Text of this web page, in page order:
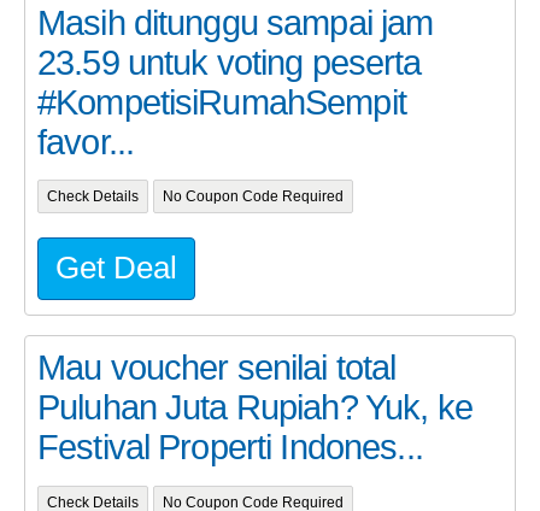
Masih ditunggu sampai jam
23.59 untuk voting peserta
#KompetisiRumahSempit
favor...
Check Details No Coupon Code Required
Get Deal
Mau voucher senilai total
Puluhan Juta Rupiah? Yuk, ke
Festival Properti Indones...
Check Details No Coupon Code Required